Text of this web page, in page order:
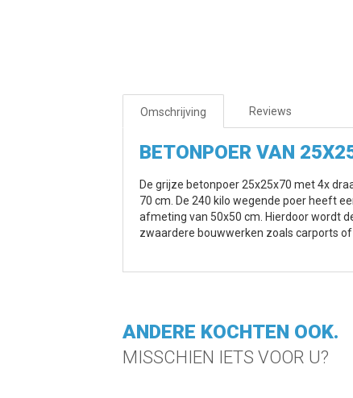
Omschrijving Reviews
BETONPOER VAN
De grijze betonpoer 25x25x70 met 4x
70 cm. De 240 kilo wegende poer heeft
afmeting van 50x50 cm. Hierdoor wordt
zwaardere bouwwerken zoals carports of
ANDERE KOCHTEN OOK.
MISSCHIEN IETS VOOR U?